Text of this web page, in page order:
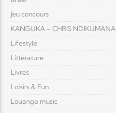
Jeu concours
KANGUKA – CHRIS NDIKUMANA
Lifestyle
Littérature
Livres
Loisirs & Fun
Louange music